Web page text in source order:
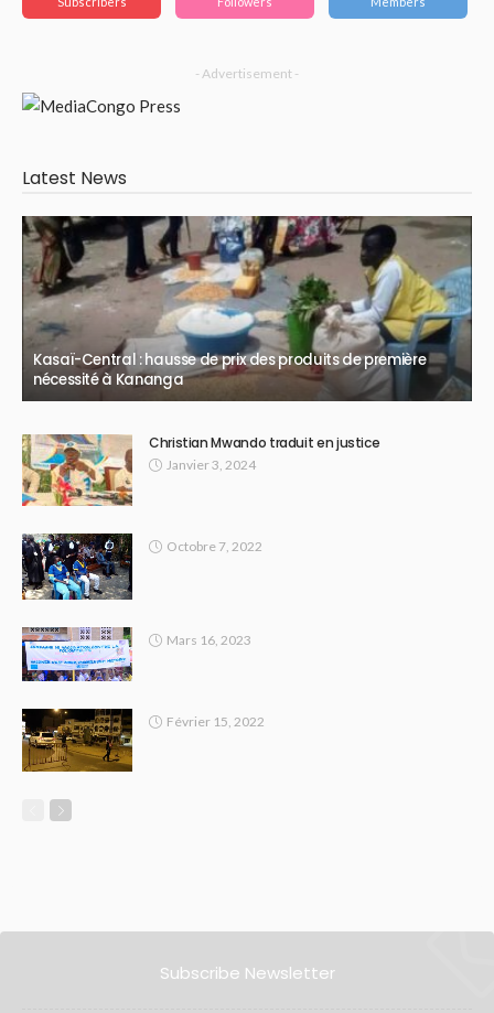
- Advertisement -
Latest News
Kasaï-Central : hausse de prix des produits de première
nécessité à Kananga
Christian Mwando traduit en justice
Janvier 3, 2024
Octobre 7, 2022
Mars 16, 2023
Février 15, 2022
Subscribe Newsletter